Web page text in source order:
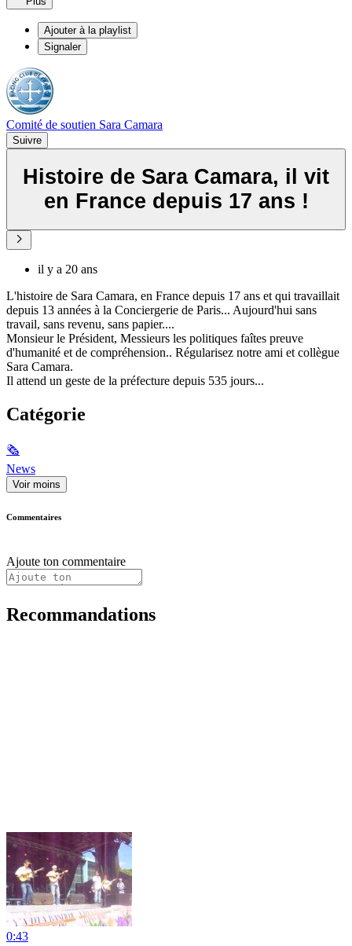
Ajouter à la playlist
Signaler
Comité de soutien Sara Camara
Suivre
Histoire de Sara Camara, il vit
en France depuis 17 ans !
il y a 20 ans
L'histoire de Sara Camara, en France depuis 17 ans et qui travaillait
depuis 13 années à la Conciergerie de Paris... Aujourd'hui sans
travail, sans revenu, sans papier....
Monsieur le Président, Messieurs les politiques faîtes preuve
d'humanité et de compréhension.. Régularisez notre ami et collègue
Sara Camara.
Il attend un geste de la préfecture depuis 535 jours...
Catégorie
🗞
News
Voir moins
Commentaires
Ajoute ton commentaire
Recommandations
0:43